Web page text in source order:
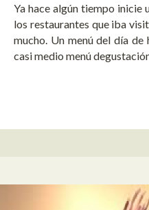
Ya hace algún tiempo inicie
los restaurantes que iba
mucho. Un menú del día de
casi medio menú